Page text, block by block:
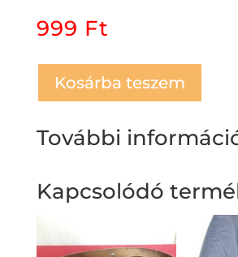
999 Ft
Kosárba teszem
További
Kapcsolódó